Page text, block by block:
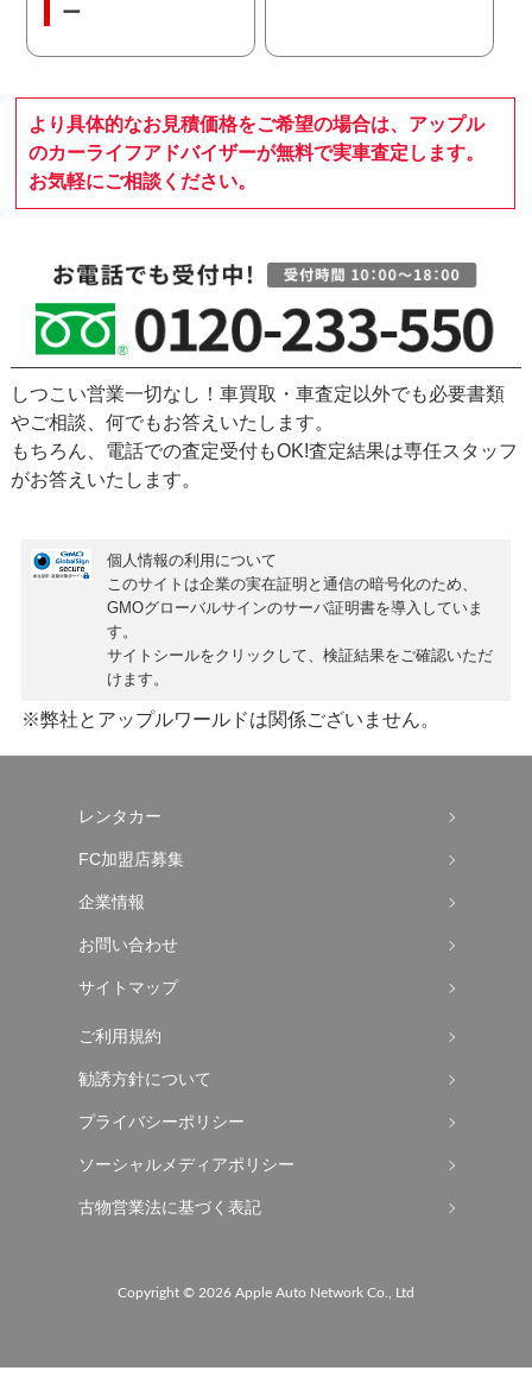
ー
より具体的なお見積価格をご希望の場合は、アップル
のカーライフアドバイザーが無料で実車査定します。
お気軽にご相談ください。
しつこい営業一切なし！車買取・車査定以外でも必要書類
やご相談、何でもお答えいたします。
もちろん、 電話での査定受付もOK!査定結果は専任スタッフ
がお答えいたします。
個人情報の利用について
このサイトは企業の実在証明と通信の暗号化のため、
GMOグローバルサインのサーバ証明書を導入していま
す。
サイトシールをクリックして、検証結果をご確認いただ
けます。
※弊社とアップルワールドは関係ございません。
レンタカー
FC加盟店募集
企業情報
お問い合わせ
サイトマップ
ご利用規約
勧誘方針について
プライバシーポリシー
ソーシャルメディアポリシー
古物営業法に基づく表記
Copyright © 2026 Apple Auto Network Co., Ltd